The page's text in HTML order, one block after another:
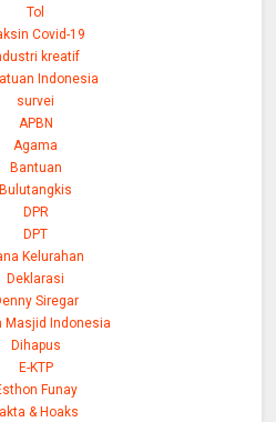
Tol
Covid-19
kreatif
Indonesia
survei
APBN
Agama
Bantuan
Bulutangkis
DPR
DPT
Kelurahan
Deklarasi
Siregar
Masjid Indonesia
Dihapus
E-KTP
Funay
& Hoaks